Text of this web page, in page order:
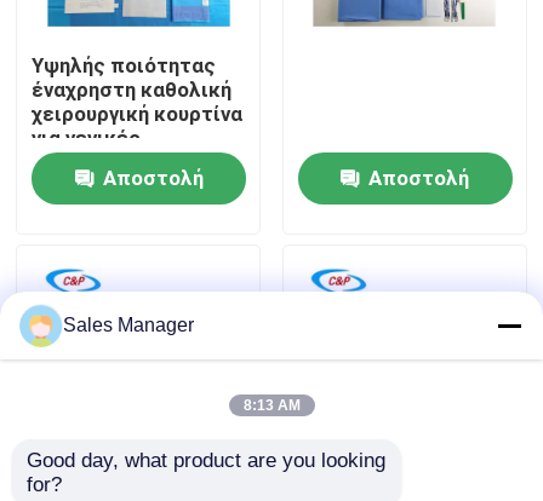
Εμφάνιση VR
Σχετικά με εμάς
Επισκεψή εργοστασίου
Επικοινωνήστε μαζί μας
Υποθέσεις
Υψηλής ποιότητας
έναχρηστη καθολική
χειρουργική κουρτίνα
για γενικές
χειρουργικές
διαδικασίεςΑποστολή Αποστολή
Σύστημα
Sales Manager
8:13 AM
Good day, what product are you looking
for?